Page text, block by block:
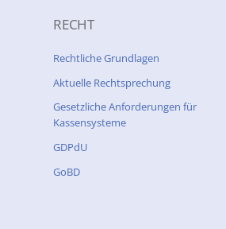
RECHT
Rechtliche Grundlagen
Aktuelle Rechtsprechung
Gesetzliche Anforderungen für
Kassensysteme
GDPdU
GoBD